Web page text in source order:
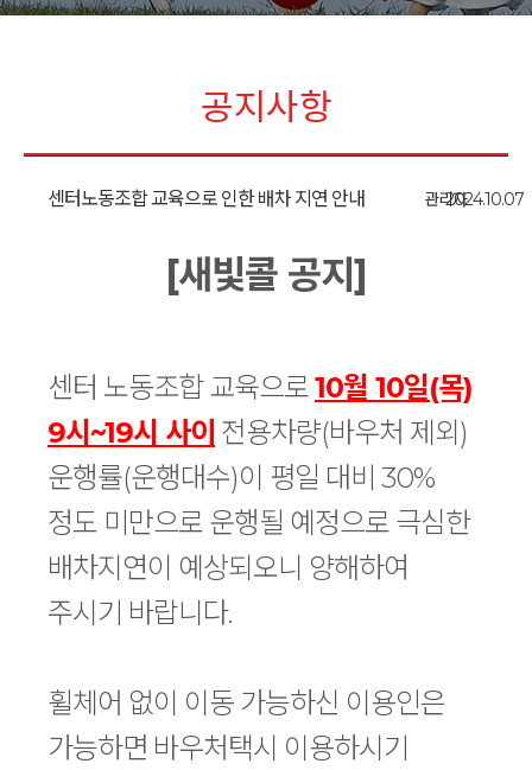
공지사항
센터노동조합 교육으로 인한 배차 지연 안내 관리자2024.10.07
[새빛콜 공지]
센터 노동조합 교육으로10월 10일(목)
9시~19시 사이 전용차량(바우처 제외)
운행률(운행대수)이 평일 대비 30%
정도 미만으로 운행될 예정으로 극심한
배차지연이 예상되오니 양해하여
주시기 바랍니다.
휠체어 없이 이동 가능하신 이용인은
가능하면 바우처택시 이용하시기